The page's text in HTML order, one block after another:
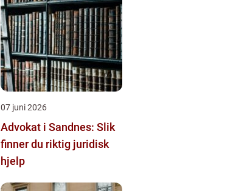
07 juni 2026
Advokat i Sandnes: Slik
finner du riktig juridisk
hjelp